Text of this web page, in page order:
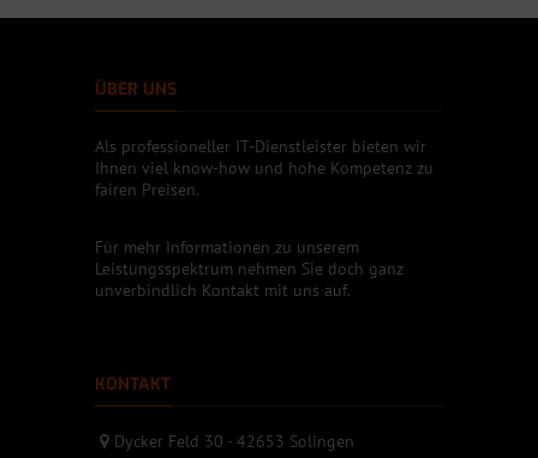
ÜBER UNS
Als professioneller IT-Dienstleister bieten wir
Ihnen viel know-how und hohe Kompetenz zu
fairen Preisen.
Für mehr Informationen zu unserem
Leistungsspektrum nehmen Sie doch ganz
unverbindlich Kontakt mit uns auf.
KONTAKT
Dycker Feld 30 - 42653 Solingen